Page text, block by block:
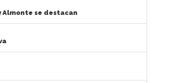
Almonte se destacan